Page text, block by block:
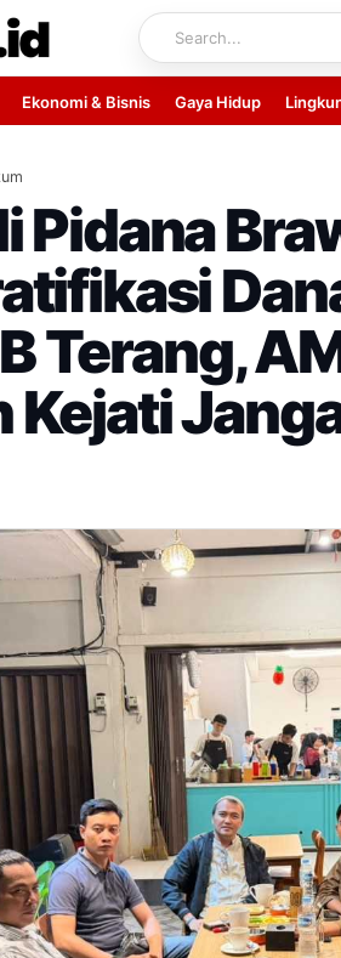
Ekonomi & Bisnis Gaya Hidup
Pidana
Terang,
Kejati